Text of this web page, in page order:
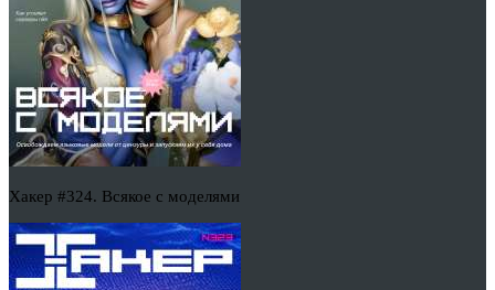
Хакер #324. Всякое с моделями